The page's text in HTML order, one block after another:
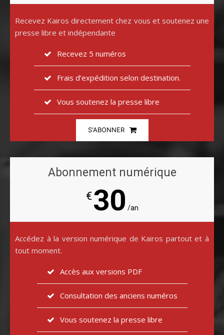
Recevez Kairos directement chez vous et soutenez une
presse libre et indépendante
Recevez 5 numéros
Frais d’expédition selon destination.
Vous soutenez la presse libre
S'ABONNER
Abonnement numérique
€30 /an
Accédez à la version numérique de Kairos partout et à
tout moment.
Accès aux versions PDF
Consultation des anciens numéros
Vous soutenez la presse libre